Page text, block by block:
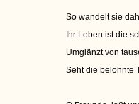
So wandelt sie
Ihr Leben ist die
Umglänzt von
Seht die belohnte